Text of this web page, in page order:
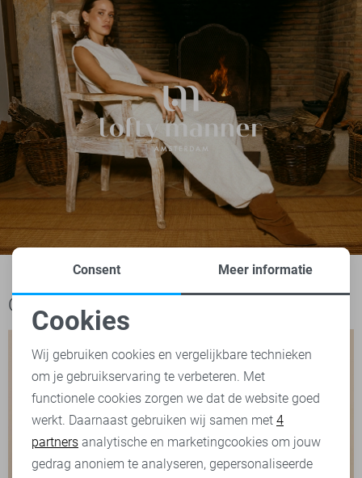
Ook het bekijken waard
Noodzakelijke cookies
Personalisatie cookies
Analytische cookies
Marketing cookies
Consent Meer informatie
Cookies
Wij gebruiken cookies en vergelijkbare technieken
om je gebruikservaring te verbeteren. Met
functionele cookies zorgen we dat de website goed
werkt. Daarnaast gebruiken wij samen met 4
partners analytische en marketingcookies om jouw
gedrag anoniem te analyseren, gepersonaliseerde